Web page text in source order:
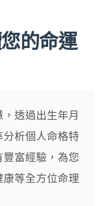
的命運
透過出生年月
分析個人命格特
富經驗，為您
等全方位命理